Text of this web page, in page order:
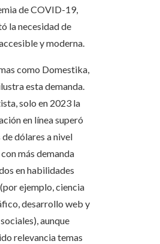
de COVID-19,
la necesidad de
y moderna.
como Domestika,
esta demanda.
solo en 2023 la
en línea superó
dólares a nivel
más demanda
en habilidades
ejemplo, ciencia
desarrollo web y
aunque
relevancia temas